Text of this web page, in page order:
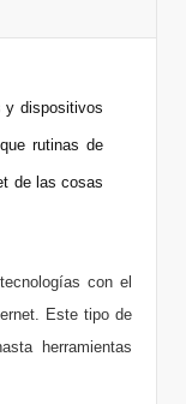
y dispositivos
rutinas de
de las cosas
con el
Este tipo de
herramientas